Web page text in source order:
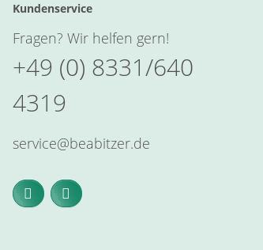
Kundenservice
Fragen? Wir helfen gern!
+49 (0) 8331/640
4319
service@beabitzer.de